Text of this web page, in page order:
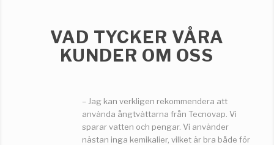
VAD TYCKER VÅRA
KUNDER OM OSS
– Jag kan verkligen rekommendera att
använda ångtvättarna från Tecnovap. Vi
sparar vatten och pengar. Vi använder
nästan inga kemikalier, vilket är bra både för